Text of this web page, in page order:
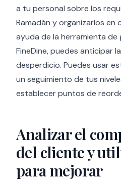
a tu personal sobre los
Ramadán y organizarlos en
ayuda de la herramienta
FineDine, puedes anticipar
desperdicio. Puedes usar
un seguimiento de tus
establecer puntos de
Analizar el
del cliente y
para mejorar